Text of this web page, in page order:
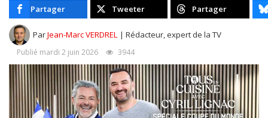
Partager Tweeter Partager
ParJean-Marc VERDREL | Rédacteur, expert de la TV
Publié mardi 2 juin 2026 3944